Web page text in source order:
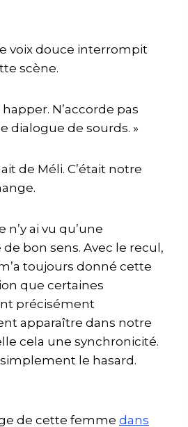
voix douce interrompit
scène.
N’accorde pas
dialogue de sourds. »
de Méli. C’était notre
ai vu qu’une
bon sens. Avec le recul,
toujours donné cette
que certaines
précisément
apparaître dans notre
cela une synchronicité.
le hasard.
de cette femme dans